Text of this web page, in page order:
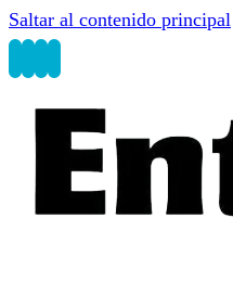
Saltar al contenido principal